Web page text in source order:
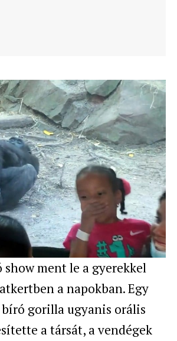
ment le a gyerekkel
a napokban. Egy
gorilla ugyanis orális
a társát, a vendégek